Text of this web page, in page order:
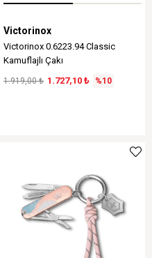
Victorinox
Victorinox 0.6223.94 Classic
Kamuflajlı Çakı
1.727,10 ₺
1.919,00 ₺ %10